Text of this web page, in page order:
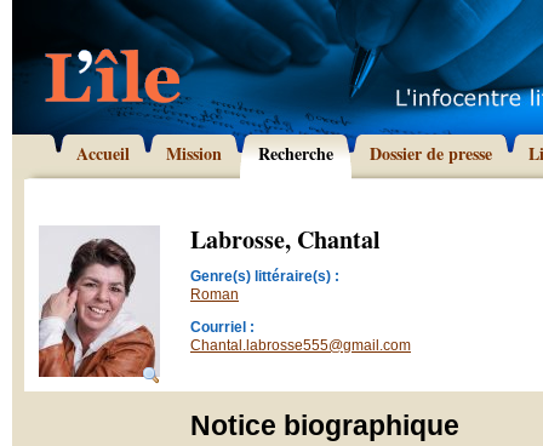
Accueil Mission Recherche Dossier de presse
Labrosse, Chantal
Genre(s) littéraire(s) :
Roman
Courriel :
Chantal.labrosse555@gmail.com
Notice biographique